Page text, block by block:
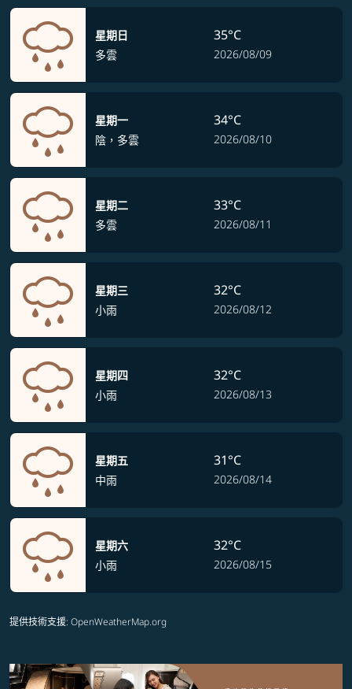
星期日
多雲
35°C
2026/08/09
星期一
陰，多雲
34°C
2026/08/10
星期二
多雲
33°C
2026/08/11
星期三
小雨
32°C
2026/08/12
星期四
小雨
32°C
2026/08/13
星期五
中雨
31°C
2026/08/14
星期六
小雨
32°C
2026/08/15
提供技術支援: OpenWeatherMap.org